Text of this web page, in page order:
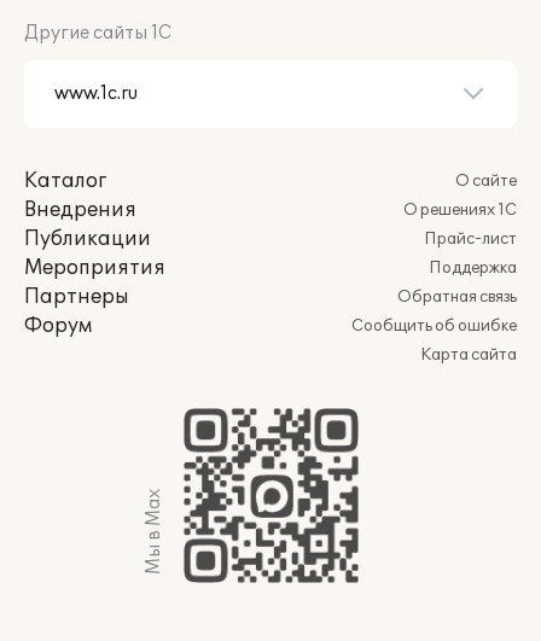
Другие сайты 1С
Каталог
Внедрения
Публикации
Мероприятия
Партнеры
Форум
О сайте
О решениях 1С
Прайс-лист
Поддержка
Обратная связь
Сообщить об ошибке
Карта сайта
Мы в Max